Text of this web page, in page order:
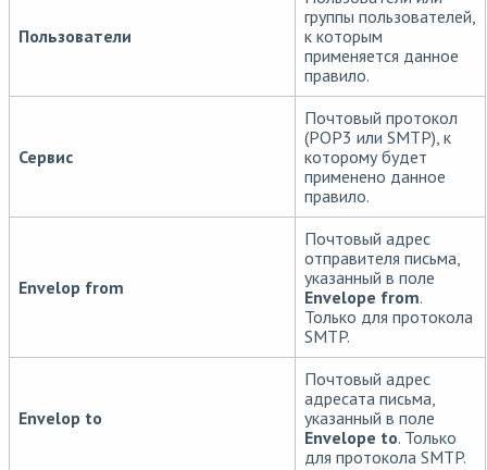
Пользователи
группы пользователей,
к которым
применяется данное
правило.
Сервис
Почтовый протокол
(POP3 или SMTP), к
которому будет
применено данное
правило.
Envelop from
Почтовый адрес
отправителя письма,
указанный в поле
Envelope from.
Только для протокола
SMTP.
Envelop to
Почтовый адрес
адресата письма,
указанный в поле
Envelope to. Только
для протокола SMTP.